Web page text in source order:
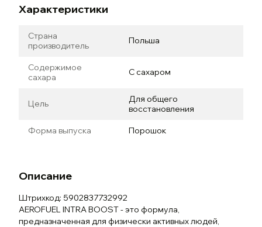
Характеристики
Страна
производитель
Польша
Содержимое
сахара
С сахаром
Цель
Для общего
восстановления
Форма выпуска Порошок
Описание
Штрихкод: 5902837732992
AEROFUEL INTRA BOOST - это формула,
предназначенная для физически активных людей,